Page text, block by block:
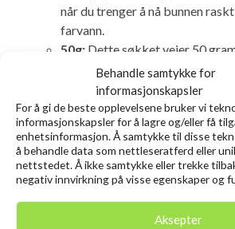
Behandle samtykke for
informasjonskapsler
For å gi de beste opplevelsene bruker vi
informasjonskapsler for å lagre og/eller få
enhetsinformasjon. Å samtykke til disse
å behandle data som nettleseratferd eller
nettstedet. Å ikke samtykke eller trekke
negativ innvirkning på visse egenskaper og
Aksepter
når du trenger å nå bunnen
farvann.
50g: Dette søkket veier 50
tyngde. Det er ideelt for dypere
når du ønsker maksimal
Relaterte produkter
Utsolgt